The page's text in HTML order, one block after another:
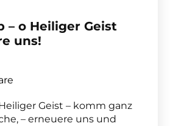
– o Heiliger Geist
uns!
Geist – komm ganz
– erneuere uns und